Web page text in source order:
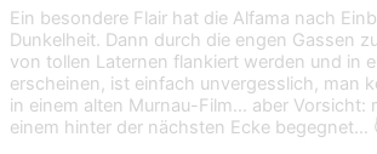
Ein besondere Flair hat die Alfama nach
Dunkelheit. Dann durch die engen Gassen
von tollen Laternen flankiert werden und in
erscheinen, ist einfach unvergesslich, man
in einem alten Murnau-Film… aber Vorsicht:
einem hinter der nächsten Ecke begegnet…